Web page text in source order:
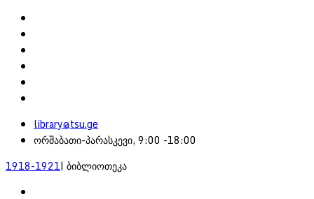
library@tsu.ge
ორშაბათი-პარასკევი, 9:00 -18:00
1918-1921| ბიბლიოთეკა